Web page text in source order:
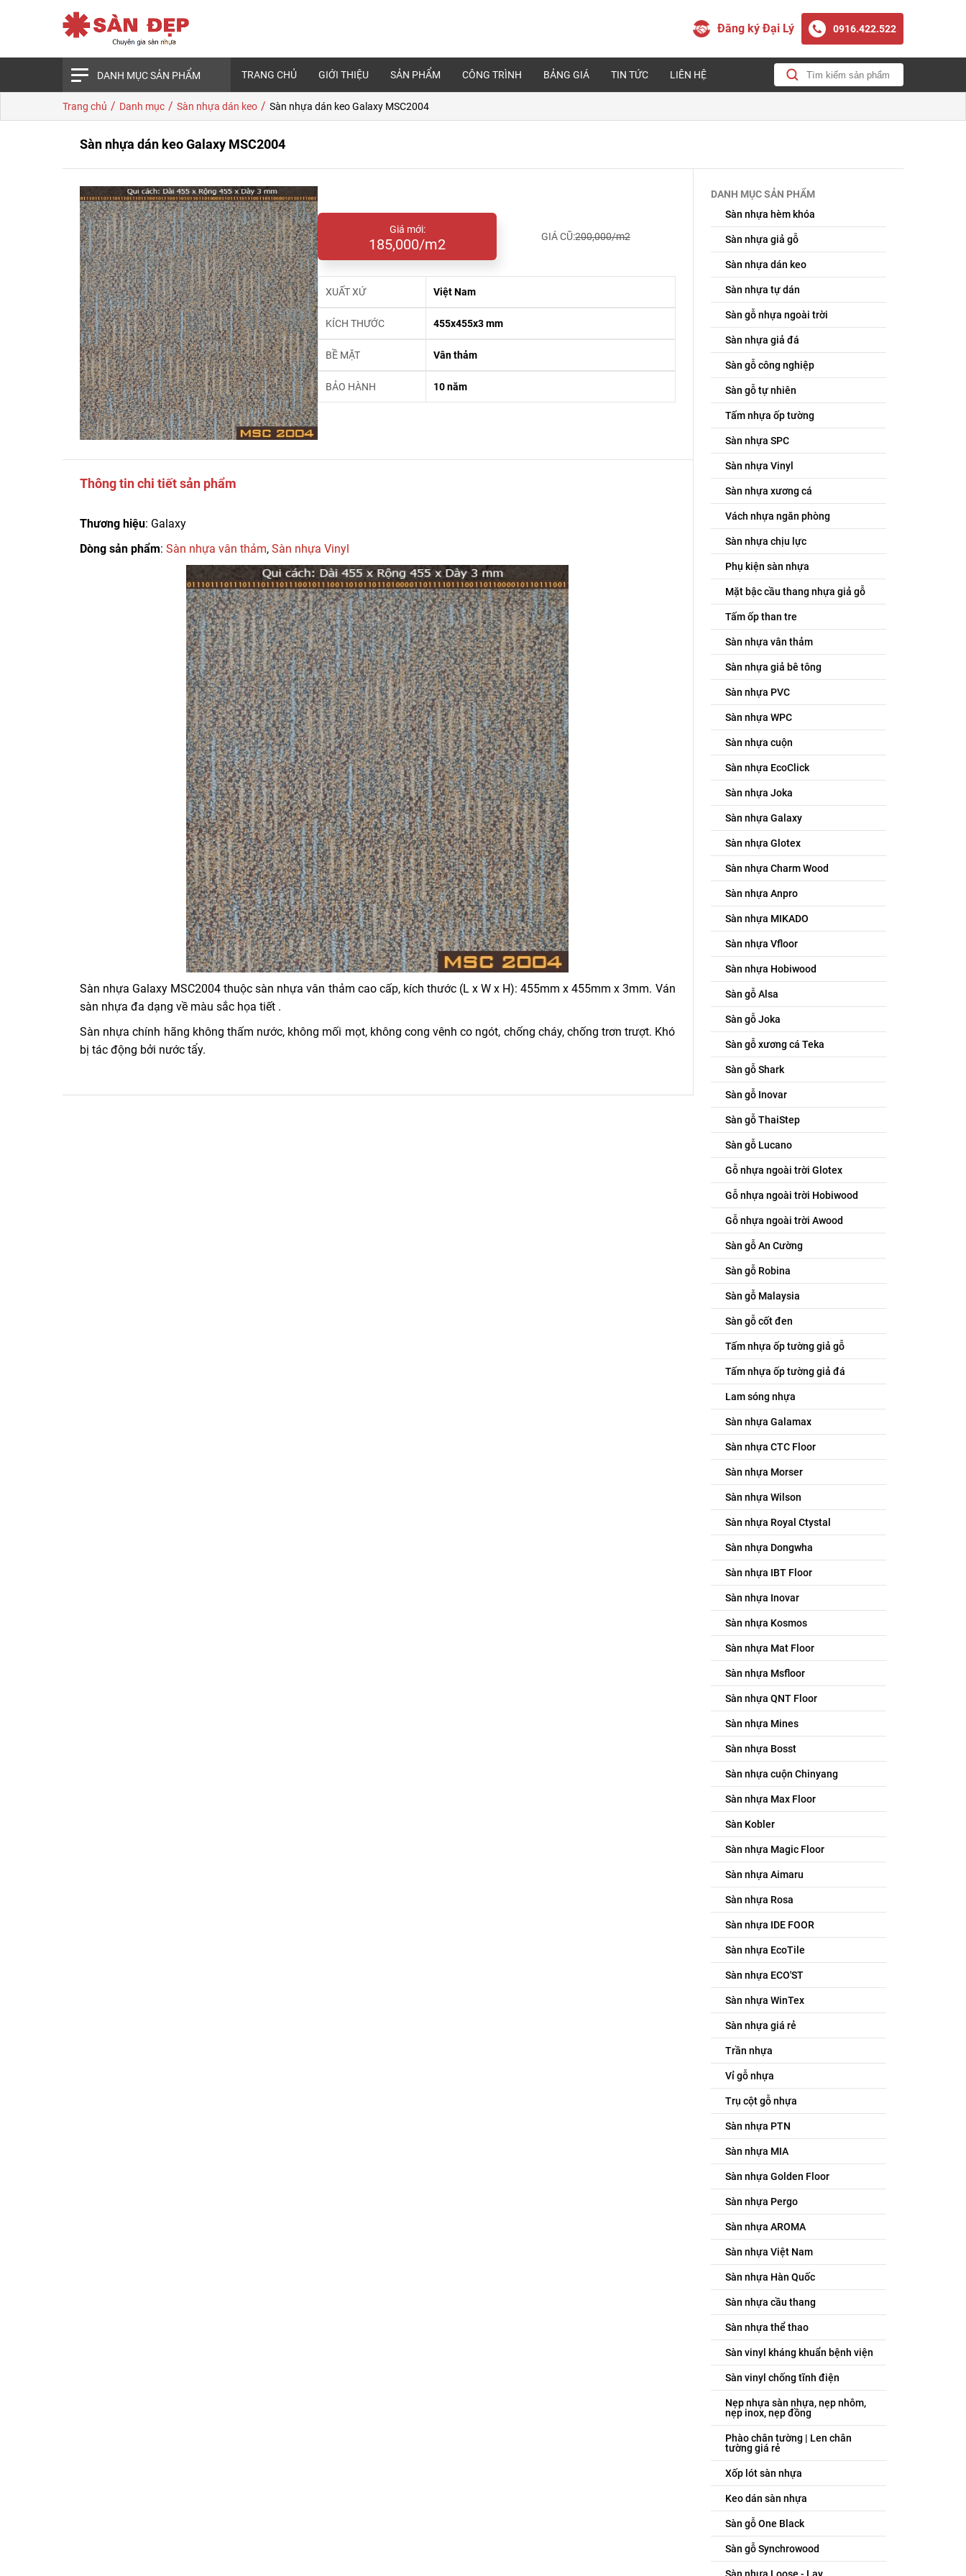
Đăng ký Đại Lý 0916.422.522
DANH MỤC SẢN PHẨM TRANG CHỦ GIỚI THIỆU SẢN PHẨM CÔNG TRÌNH BẢNG GIÁ TIN TỨC LIÊN HỆ
Trang chủ / Danh mục / Sàn nhựa dán keo / Sàn nhựa dán keo Galaxy MSC2004
Sàn nhựa dán keo Galaxy MSC2004
Giá mới:
185,000/m2 GIÁ CŨ:200,000/m2
XUẤT XỨ Việt Nam
KÍCH THƯỚC 455x455x3 mm
BỀ MẶT Vân thảm
BẢO HÀNH 10 năm
Thông tin chi tiết sản phẩm
Thương hiệu: Galaxy
Dòng sản phẩm: Sàn nhựa vân thảm, Sàn nhựa Vinyl
Sàn nhựa Galaxy MSC2004 thuộc sàn nhựa vân thảm cao cấp, kích thước (L x W x H): 455mm x 455mm x 3mm. Ván
sàn nhựa đa dạng về màu sắc họa tiết .
Sàn nhựa chính hãng không thấm nước, không mối mọt, không cong vênh co ngót, chống cháy, chống trơn trượt. Khó
bị tác động bởi nước tẩy.
DANH MỤC SẢN PHẨM
Sàn nhựa hèm khóa
Sàn nhựa giả gỗ
Sàn nhựa dán keo
Sàn nhựa tự dán
Sàn gỗ nhựa ngoài trời
Sàn nhựa giả đá
Sàn gỗ công nghiệp
Sàn gỗ tự nhiên
Tấm nhựa ốp tường
Sàn nhựa SPC
Sàn nhựa Vinyl
Sàn nhựa xương cá
Vách nhựa ngăn phòng
Sàn nhựa chịu lực
Phụ kiện sàn nhựa
Mặt bậc cầu thang nhựa giả gỗ
Tấm ốp than tre
Sàn nhựa vân thảm
Sàn nhựa giả bê tông
Sàn nhựa PVC
Sàn nhựa WPC
Sàn nhựa cuộn
Sàn nhựa EcoClick
Sàn nhựa Joka
Sàn nhựa Galaxy
Sàn nhựa Glotex
Sàn nhựa Charm Wood
Sàn nhựa Anpro
Sàn nhựa MIKADO
Sàn nhựa Vfloor
Sàn nhựa Hobiwood
Sàn gỗ Alsa
Sàn gỗ Joka
Sàn gỗ xương cá Teka
Sàn gỗ Shark
Sàn gỗ Inovar
Sàn gỗ ThaiStep
Sàn gỗ Lucano
Gỗ nhựa ngoài trời Glotex
Gỗ nhựa ngoài trời Hobiwood
Gỗ nhựa ngoài trời Awood
Sàn gỗ An Cường
Sàn gỗ Robina
Sàn gỗ Malaysia
Sàn gỗ cốt đen
Tấm nhựa ốp tường giả gỗ
Tấm nhựa ốp tường giả đá
Lam sóng nhựa
Sàn nhựa Galamax
Sàn nhựa CTC Floor
Sàn nhựa Morser
Sàn nhựa Wilson
Sàn nhựa Royal Ctystal
Sàn nhựa Dongwha
Sàn nhựa IBT Floor
Sàn nhựa Inovar
Sàn nhựa Kosmos
Sàn nhựa Mat Floor
Sàn nhựa Msfloor
Sàn nhựa QNT Floor
Sàn nhựa Mines
Sàn nhựa Bosst
Sàn nhựa cuộn Chinyang
Sàn nhựa Max Floor
Sàn Kobler
Sàn nhựa Magic Floor
Sàn nhựa Aimaru
Sàn nhựa Rosa
Sàn nhựa IDE FOOR
Sàn nhựa EcoTile
Sàn nhựa ECO'ST
Sàn nhựa WinTex
Sàn nhựa giá rẻ
Trần nhựa
Vỉ gỗ nhựa
Trụ cột gỗ nhựa
Sàn nhựa PTN
Sàn nhựa MIA
Sàn nhựa Golden Floor
Sàn nhựa Pergo
Sàn nhựa AROMA
Sàn nhựa Việt Nam
Sàn nhựa Hàn Quốc
Sàn nhựa cầu thang
Sàn nhựa thể thao
Sàn vinyl kháng khuẩn bệnh viện
Sàn vinyl chống tĩnh điện
Nẹp nhựa sàn nhựa, nẹp nhôm,
nẹp inox, nẹp đồng
Phào chân tường | Len chân
tường giá rẻ
Xốp lót sàn nhựa
Keo dán sàn nhựa
Sàn gỗ One Black
Sàn gỗ Synchrowood